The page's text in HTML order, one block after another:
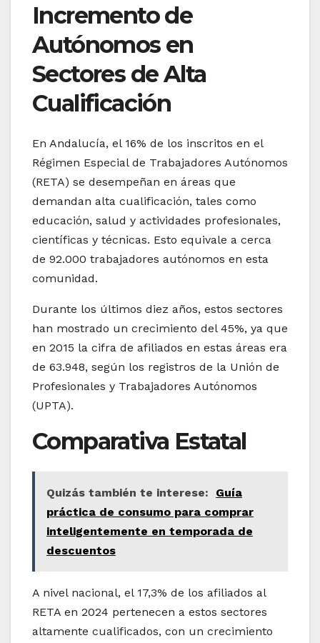
Incremento de
Autónomos en
Sectores de Alta
Cualificación
En Andalucía, el 16% de los inscritos en el
Régimen Especial de Trabajadores Autónomos
(RETA) se desempeñan en áreas que
demandan alta cualificación, tales como
educación, salud y actividades profesionales,
científicas y técnicas. Esto equivale a cerca
de 92.000 trabajadores autónomos en esta
comunidad.
Durante los últimos diez años, estos sectores
han mostrado un crecimiento del 45%, ya que
en 2015 la cifra de afiliados en estas áreas era
de 63.948, según los registros de la Unión de
Profesionales y Trabajadores Autónomos
(UPTA).
Comparativa Estatal
Quizás también te interese:
Guía
práctica de consumo para comprar
inteligentemente en temporada de
descuentos
A nivel nacional, el 17,3% de los afiliados al
RETA en 2024 pertenecen a estos sectores
altamente cualificados, con un crecimiento